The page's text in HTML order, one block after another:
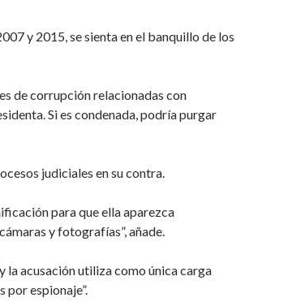
y 2015, se sienta en el banquillo de los
de corrupción relacionadas con
Si es condenada, podría purgar
judiciales en su contra.
para que ella aparezca
y fotografías”, añade.
la acusación utiliza como única carga
espionaje”.